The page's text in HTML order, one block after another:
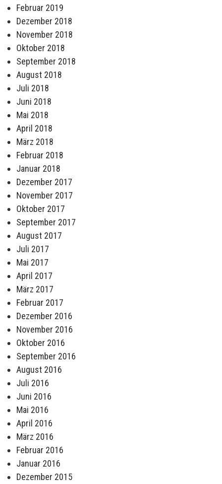
Februar 2019
Dezember 2018
November 2018
Oktober 2018
September 2018
August 2018
Juli 2018
Juni 2018
Mai 2018
April 2018
März 2018
Februar 2018
Januar 2018
Dezember 2017
November 2017
Oktober 2017
September 2017
August 2017
Juli 2017
Mai 2017
April 2017
März 2017
Februar 2017
Dezember 2016
November 2016
Oktober 2016
September 2016
August 2016
Juli 2016
Juni 2016
Mai 2016
April 2016
März 2016
Februar 2016
Januar 2016
Dezember 2015